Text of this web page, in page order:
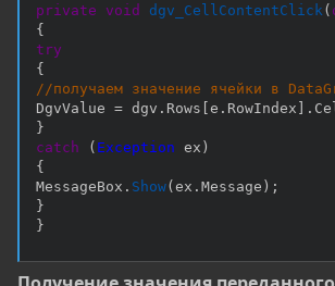
private void dgv_CellContentClick (
{
try
{
//получаем значение ячейки в
DgvValue = dgv . Rows [e . RowIndex ] .
}
catch
( Exception ex )
{
MessageBox . Show(ex . Message ) ;
}
}